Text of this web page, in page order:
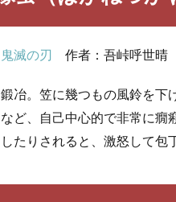
鬼滅の刃 作者：吾峠呼世晴
冶。笠に幾つもの風鈴を
ど、自己中心的で非常に癇
たりされると、激怒して包